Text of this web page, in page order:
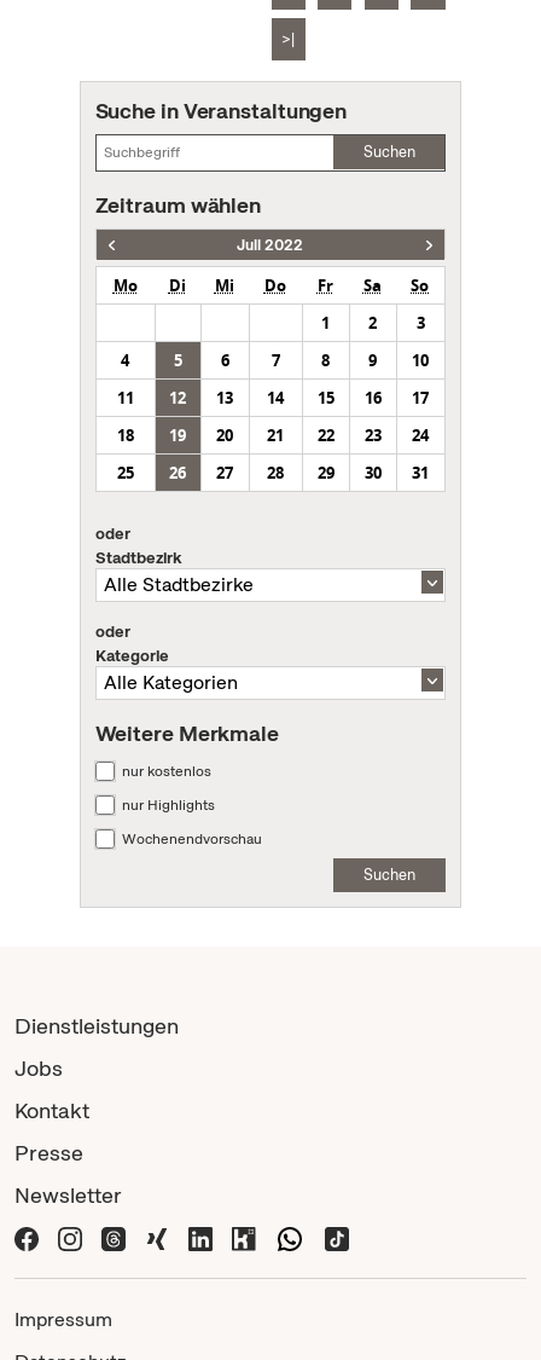
>|
Suche in Veranstaltungen
Suchen
Zeitraum wählen
Juli 2022
Mo Di Mi Do Fr Sa
So
1
2
3
4
5 6 7 8 9
10
11
12 13 14 15 16
17
18
19 20 21 22 23
24
25
26 27 28 29 30 31
oder
Stadtbezirk
oder
Kategorie
Weitere Merkmale
nur kostenlos
nur Highlights
Wochenendvorschau
Suchen
Dienstleistungen
Jobs
Kontakt
Presse
Newsletter
Impressum